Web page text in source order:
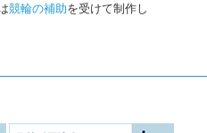
競輪の補助を受けて制作し